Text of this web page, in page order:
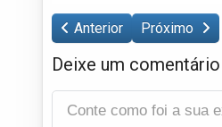
Anterior Próximo
Deixe um comentário